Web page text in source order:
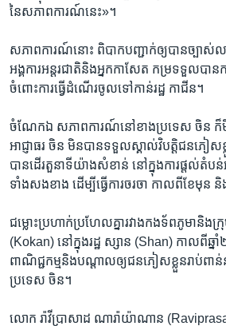
នៃ​សភាពការណ៍នេះ»។
សភាពការណ៍នោះ ពិបាក​បញ្ជាក់​ឲ្យបាន​ច្បា
អង្គការ​អន្តរជាតិ​និងអ្នកកាសែត កម្រទទួល​បាន​
ចំពោះការ​ធ្វើ​ដំណើរ​ចូលទៅកាន់​រដ្ឋ កាជីន។
ចំណែកឯ សភាពការណ៍នៅខាង​ប្រទេស ចិន ក៏
អាជ្ញាធរ ចិន មិនបាន​ទទួលស្គាល់​វិបត្តិ​ជនភៀស
បាន​ដើរតួនាទី​យ៉ាងសំខាន់​ នៅក្នុង​ការផ្តល់​តំបន់​
ទាំងសង​ខាង ដើម្បី​ធ្វើការចរចា កាលពី​ខែមុន ​និង​
ជម្លោះ​ប្រហាក់ប្រហែល​គ្នារវាងកងទ័ព​ភូមា​និង
(Kokan) នៅក្នុង​រដ្ឋ ស្សាន (Shan) កាល​ពីឆ្
ពាណិជ្ជកម្ម​និងបណ្តាល​ឲ្យជនភៀសខ្លួន​រាប់ពាន់​
ប្រទេស​ ចិន។
លោក រ៉ាវីប្រាសាដ ណារ៉ាយ៉ាណាន